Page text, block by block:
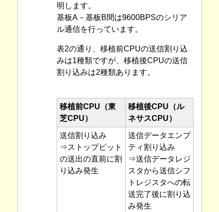
明します。
基板A－基板B間は9600BPSのシリア
ル通信を行っています。
表2の通り、移植前CPUの送信割り込
みは1種類ですが、移植後CPUの送信
割り込みは2種類あります。
移植前CPU（東
芝CPU）
移植後CPU（ル
ネサスCPU）
送信割り込み
⇒ストップビット
の送出の直前に割
り込み発生
送信データエンプ
ティ割り込み
⇒送信データレジ
スタから送信シフ
トレジスタへの転
送完了後に割り込
み発生